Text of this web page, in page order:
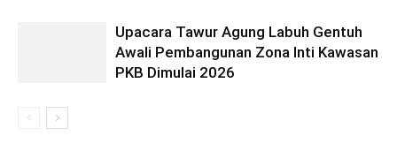
Upacara Tawur Agung Labuh Gentuh
Awali Pembangunan Zona Inti Kawasan
PKB Dimulai 2026